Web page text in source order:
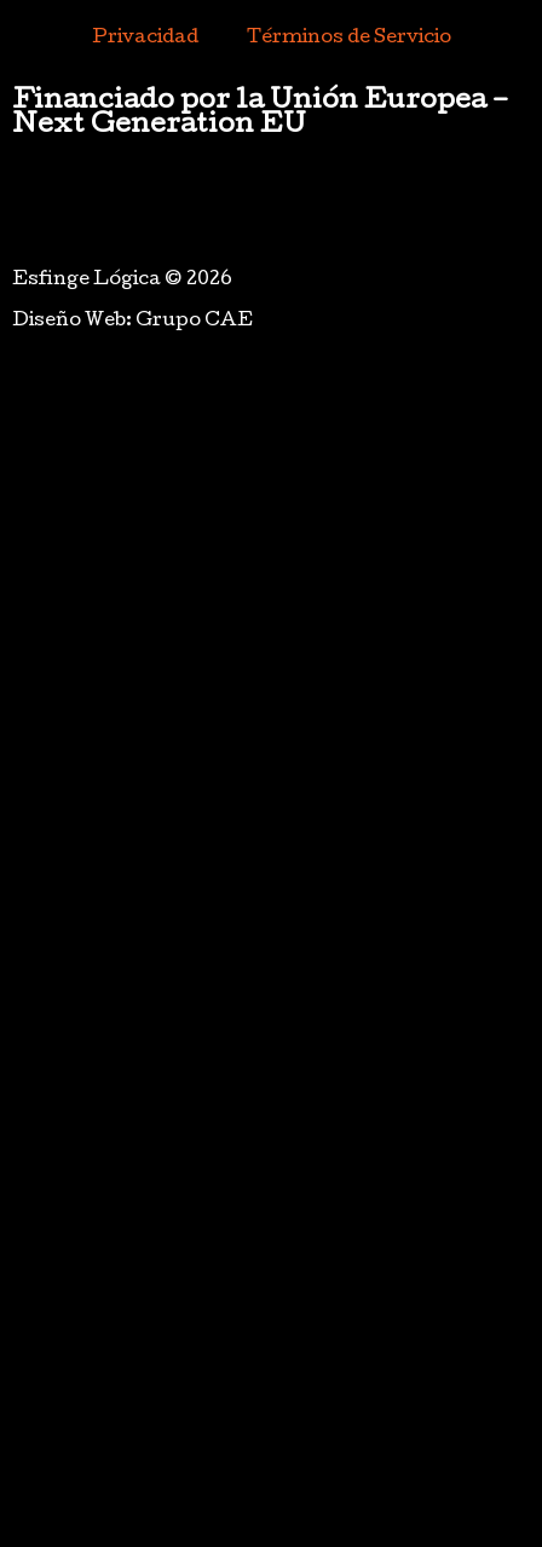
Privacidad Términos de Servicio
Financiado por la Unión Europea –
Next Generation EU
Esfinge Lógica © 2026
Diseño Web: Grupo CAE